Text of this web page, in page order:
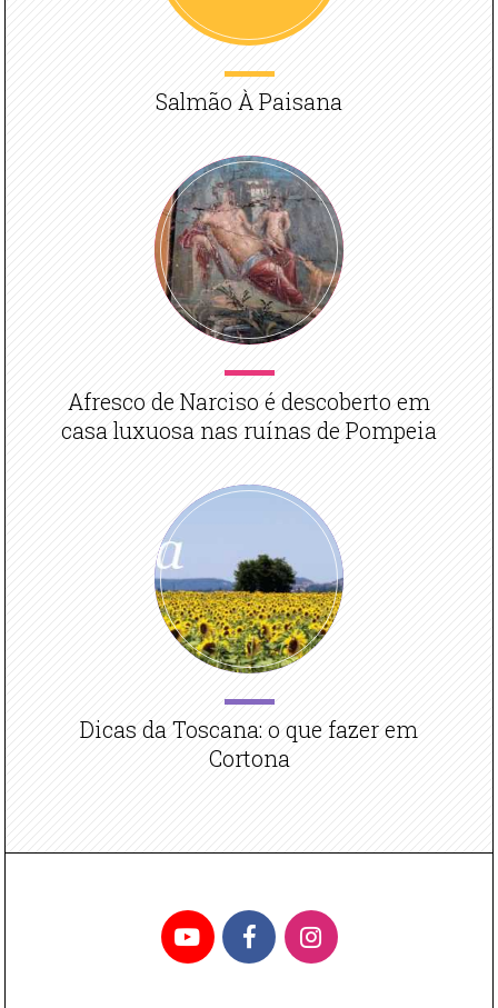
Salmão À Paisana
Afresco de Narciso é descoberto em
casa luxuosa nas ruínas de Pompeia
Dicas da Toscana: o que fazer em
Cortona
YouTubeFacebookInstagram